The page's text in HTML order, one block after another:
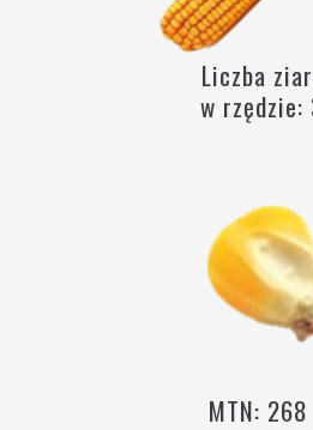
Liczba
w rzędzie:
MTN: